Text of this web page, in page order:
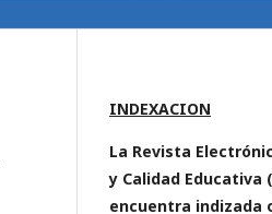
INDEXACION
La Revista
y Calidad Educativa
encuentra indizada